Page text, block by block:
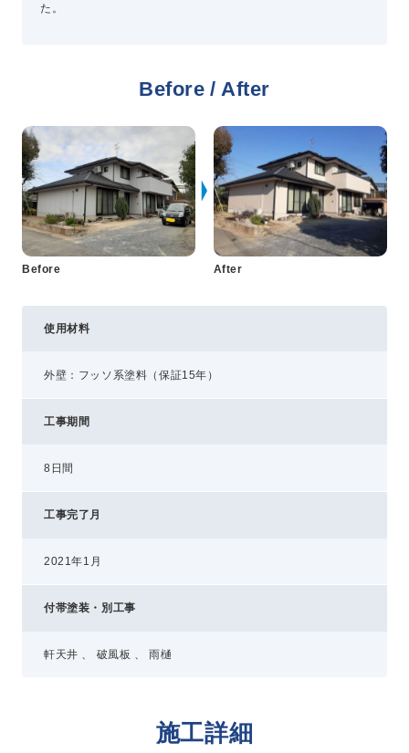
無料点検
コミュニティガイドライン
AIポリシー
特定商取引法に基づく表記
た。
Before / After
Before After
使用材料
外壁：フッソ系塗料（保証15年）
工事期間
8日間
工事完了月
2021年1月
付帯塗装・別工事
軒天井 、 破風板 、 雨樋
施工詳細